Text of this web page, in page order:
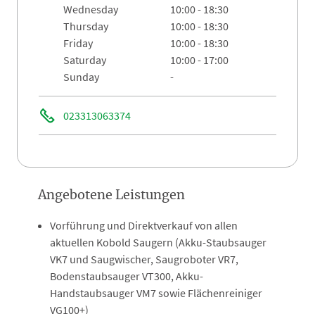
wednesday
10:00 - 18:30
thursday
10:00 - 18:30
friday
10:00 - 18:30
saturday
10:00 - 17:00
sunday
-
023313063374
Angebotene Leistungen
Vorführung und Direktverkauf von allen
aktuellen Kobold Saugern (Akku-Staubsauger
VK7 und Saugwischer, Saugroboter VR7,
Bodenstaubsauger VT300, Akku-
Handstaubsauger VM7 sowie Flächenreiniger
VG100+)